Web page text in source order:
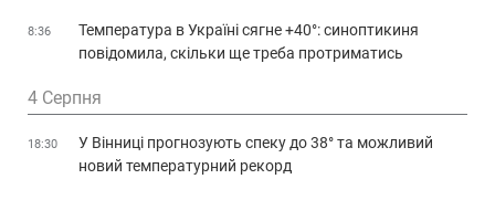
8:36
Температура в Україні сягне +40°: синоптикиня
повідомила, скільки ще треба протриматись
4 Серпня
18:30
У Вінниці прогнозують спеку до 38° та можливий
новий температурний рекорд